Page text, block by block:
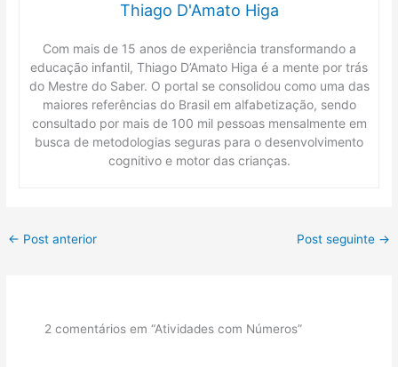
Thiago D'Amato Higa
Com mais de 15 anos de experiência transformando a
educação infantil, Thiago D’Amato Higa é a mente por trás
do Mestre do Saber. O portal se consolidou como uma das
maiores referências do Brasil em alfabetização, sendo
consultado por mais de 100 mil pessoas mensalmente em
busca de metodologias seguras para o desenvolvimento
cognitivo e motor das crianças.
← Post anterior Post seguinte →
2 comentários em “Atividades com Números”